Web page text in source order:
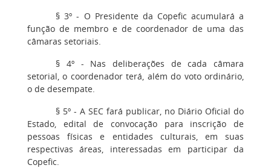
§ 3º - O Presidente da Copefic acumulará a
função de membro e de coordenador de uma das
câmaras setoriais.
§ 4º - Nas deliberações de cada câmara
setorial, o coordenador terá, além do voto ordinário,
o de desempate.
§ 5º - A SEC fará publicar, no Diário Oficial do
Estado, edital de convocação para inscrição de
pessoas físicas e entidades culturais, em suas
respectivas áreas, interessadas em participar da
Copefic.